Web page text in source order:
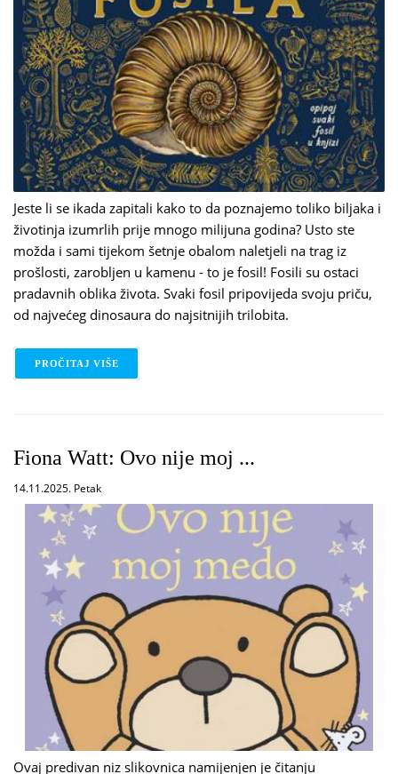
Jeste li se ikada zapitali kako to da poznajemo toliko biljaka i
životinja izumrlih prije mnogo milijuna godina? Usto ste
možda i sami tijekom šetnje obalom naletjeli na trag iz
prošlosti, zarobljen u kamenu - to je fosil! Fosili su ostaci
pradavnih oblika života. Svaki fosil pripovijeda svoju priču,
od najvećeg dinosaura do najsitnijih trilobita.
PROČITAJ VIŠE
Fiona Watt: Ovo nije moj ...
14.11.2025. Petak
Ovaj predivan niz slikovnica namijenjen je čitanju